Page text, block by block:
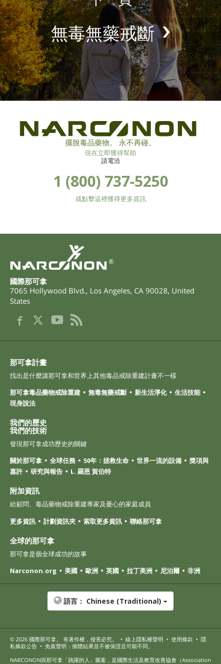
無毒無藥戒斷
擺脫毒品藥物。 永不再碰。
現在立即獲得幫助
請電洽
1 (800) 737-5250
或點擊這裡獲得更多資訊
®
國際那可拿
7065 Hollywood Blvd., Los Angeles, CA 90028, United
States
那可拿計畫
找出是什麼讓那可拿和世界上其他毒品戒除重建計畫不一樣
那可拿毒品藥物戒除重建
無毒無藥戒斷 新生活淨化
生活技能
現身說法
我們的歷史
我們的技術
發現那可拿成功歷史的關鍵
關於那可拿
全球任務 50年：拯救生命 世界一流的設備
獎項與
嘉許
研究與報告 L. 羅恩 賀伯特
附加資訊
給顧問、毒品藥物戒除重建專家及憂心的家庭成員
更多資訊
計劃資訊夾 索取更多資訊 聯絡那可拿
全球的那可拿
那可拿是個全球成功的故事
Narconon.org
美國 歐洲 英國 拉丁美洲 尼泊爾 非洲
語言： Chinese (Traditional)
© 2026 國際那可拿 。 有著作權，侵害必究。 • 線上隱私權聲明 • 使用條款 • 隱
私條款公告 • 免責聲明：個體結果並不被保證且可能不同。
NARCONON與那可拿「跳躍的人」圖案，是國際生活及教育改善協會（Association